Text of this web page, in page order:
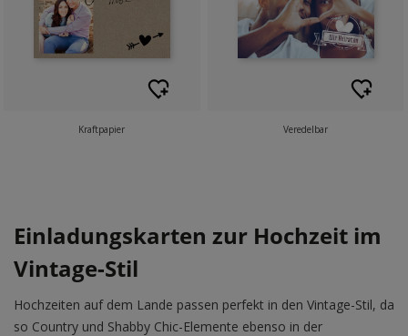
Kraftpapier Veredelbar
Einladungskarten zur Hochzeit im
Vintage-Stil
Hochzeiten auf dem Lande passen perfekt in den Vintage-Stil, da
so Country und Shabby Chic-Elemente ebenso in der